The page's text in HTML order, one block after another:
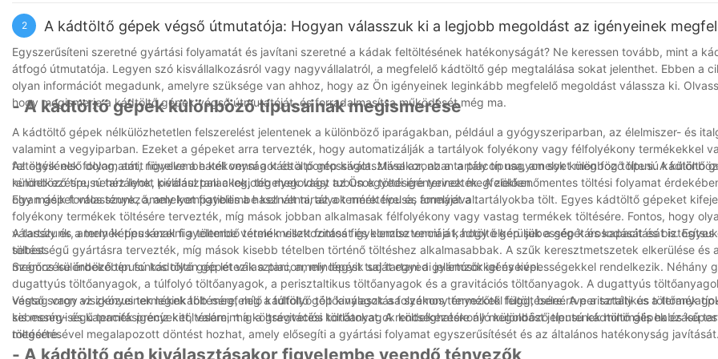
milyen előnyökkel járhat vállalkozása számára.
2 A kádtöltő gépek végső útmutatója: Hogyan válasszuk ki a legjobb megoldást az igényeinek
Egyszerűsíteni szeretné gyártási folyamatát és javítani szeretné a kádak feltöltésének hatékonyságát? Ne keressen tovább, mint a
átfogó útmutatója. Legyen szó kisvállalkozásról vagy nagyvállalatról, a megfelelő kádtöltő gép megtalálása sokat jelenthet. Ebben a
olyan információt megadunk, amelyre szüksége van ahhoz, hogy az Ön igényeinek leginkább megfelelő megoldást válassza ki.
hogy megismerje a kádtöltő gépek végső útmutatóját, és forradalmasítsa működését még ma.
- A kádtöltő gépek különböző típusainak megismerése
A kádtöltő gépek nélkülözhetetlen felszerelést jelentenek a különböző iparágakban, például a gyógyszeriparban, az élelmiszer- és
valamint a vegyiparban. Ezeket a gépeket arra tervezték, hogy automatizálják a tartályok folyékony vagy félfolyékony termékekkel
feltöltésének folyamatát, növelve a hatékonyságot és a pontosságot. Mivel azonban a piacon nagyon sok különböző típusú kádtöltő
rendelkezésre, nehéz lehet kiválasztani a legjobb megoldást az Ön egyedi igényeinek megfelelően.
Az egyik első dolog, amit figyelembe kell venni a kádtöltő gép kiválasztásakor, az a tartály típusa, amelyet meg fog tölteni. A
különböző típusú tartályok, például palackok, tégelyek vagy tubusok töltésére tervezték. A zökkenőmentes töltési folyamat
olyan gépet válasszunk, amely kompatibilis a használt tartályok méretével és formájával.
Egy másik fontos tényező, amelyet figyelembe kell venni, az a termék típusa, amelyet a tartályokba tölt. Egyes kádtöltő gépeket
folyékony termékek töltésére tervezték, míg mások jobban alkalmasak félfolyékony vagy vastag termékek töltésére. Fontos, hogy
válasszunk, amely képes kezelni a töltendő termék viszkozitását és konzisztenciáját, hogy elkerüljük a gép károsodását és
töltést.
A tartály és a termék típusának figyelembe vétele mellett fontos figyelembe venni a kádtöltő gép sebességét és kapacitását is.
sebességű gyártásra tervezték, míg mások kisebb tételben történő töltéshez alkalmasabbak. A szűk keresztmetszetek elkerülése és
megőrzése érdekében fontos olyan gépet választani, amely lépést tud tartani a gyártósor igényeivel.
Számos különböző típusú kádtöltő gép létezik a piacon, mindegyik saját egyedi jellemzőkkel és képességekkel rendelkezik. Néhány
dugattyús töltőanyagok, a túlfolyó töltőanyagok, a perisztaltikus töltőanyagok és a gravitációs töltőanyagok. A dugattyús
vastag vagy viszkózus termékek töltésére, míg a túlfolyó töltőanyagok a folyékony termékek feltöltésére. A perisztaltikus
kis mennyiségű termék precíz kitöltésére, míg a gravitációs töltőanyagok költséghatékony megoldást jelentenek minimális habzású
töltésére.
Végső soron az igényeinek leginkább megfelelő kádtöltő gép kiválasztása számos tényezőtől függ, beleértve a tartály és a termék
sebesség- és kapacitásigényeket, valamint a költségvetési korlátokat. A rendelkezésre álló különböző típusú kádtöltő gépek és
megértésével megalapozott döntést hozhat, amely elősegíti a gyártási folyamat egyszerűsítését és az általános hatékonyság javítását.
- A kádtöltő gép kiválasztásakor figyelembe veendő tényezők